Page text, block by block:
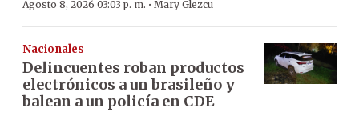
Agosto 8, 2026 03:03 p. m. · Mary Glezcu
Nacionales
Delincuentes roban productos
electrónicos a un brasileño y
balean a un policía en CDE